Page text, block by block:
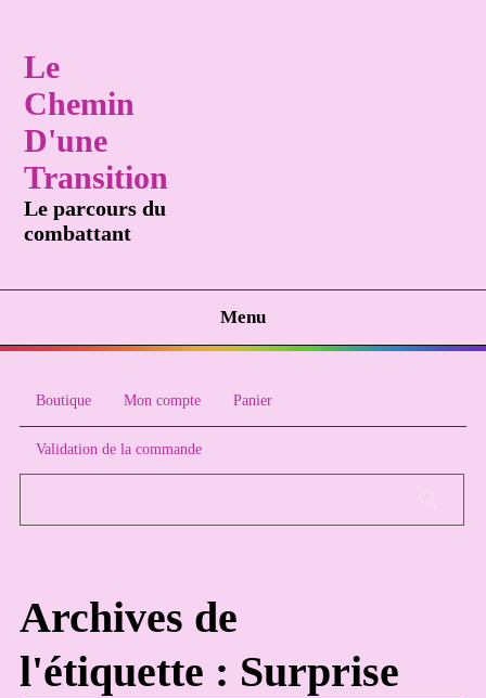
Le
Chemin
D'une
Transition
Le parcours du
combattant
Menu
Boutique Mon compte Panier
Validation de la commande
Archives de
l'étiquette : Surprise